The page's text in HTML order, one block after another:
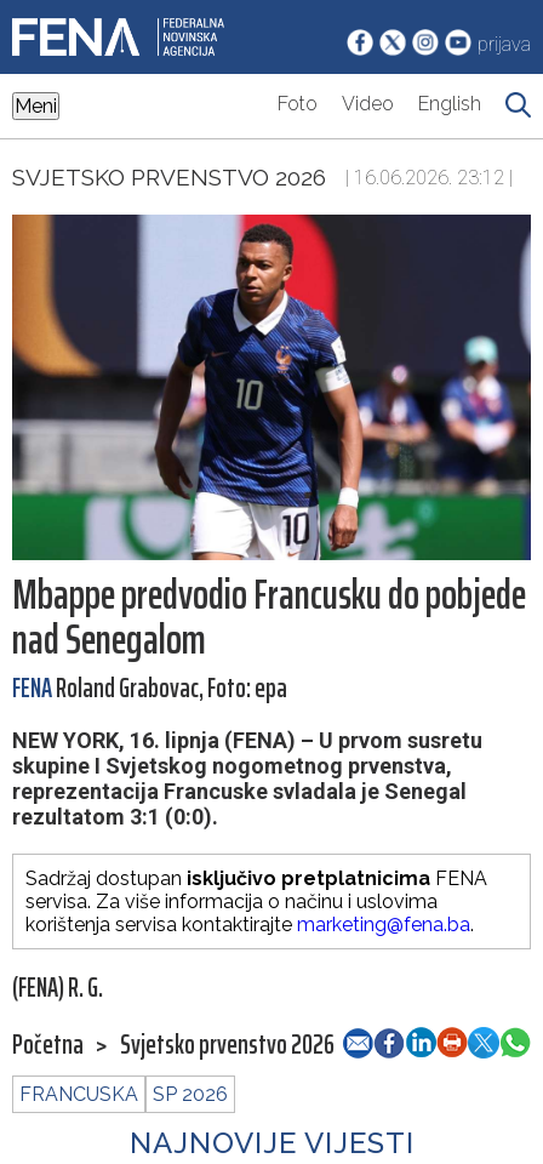
prijava
Meni Foto Video English
SVJETSKO PRVENSTVO 2026 | 16.06.2026. 23:12 |
Mbappe predvodio Francusku do pobjede
nad Senegalom
FENARoland Grabovac, Foto: epa
NEW YORK, 16. lipnja (FENA) – U prvom susretu
skupine I Svjetskog nogometnog prvenstva,
reprezentacija Francuske svladala je Senegal
rezultatom 3:1 (0:0).
Sadržaj dostupan isključivo pretplatnicima FENA
servisa. Za više informacija o načinu i uslovima
korištenja servisa kontaktirajte marketing@fena.ba.
(FENA) R. G.
Početna > Svjetsko prvenstvo 2026
FRANCUSKA SP 2026
NAJNOVIJE VIJESTI